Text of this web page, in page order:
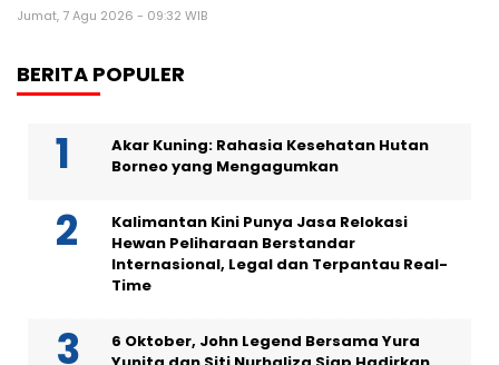
Jumat, 7 Agu 2026 - 09:32 WIB
BERITA POPULER
Akar Kuning: Rahasia Kesehatan Hutan
Borneo yang Mengagumkan
Kalimantan Kini Punya Jasa Relokasi
Hewan Peliharaan Berstandar
Internasional, Legal dan Terpantau Real-
Time
6 Oktober, John Legend Bersama Yura